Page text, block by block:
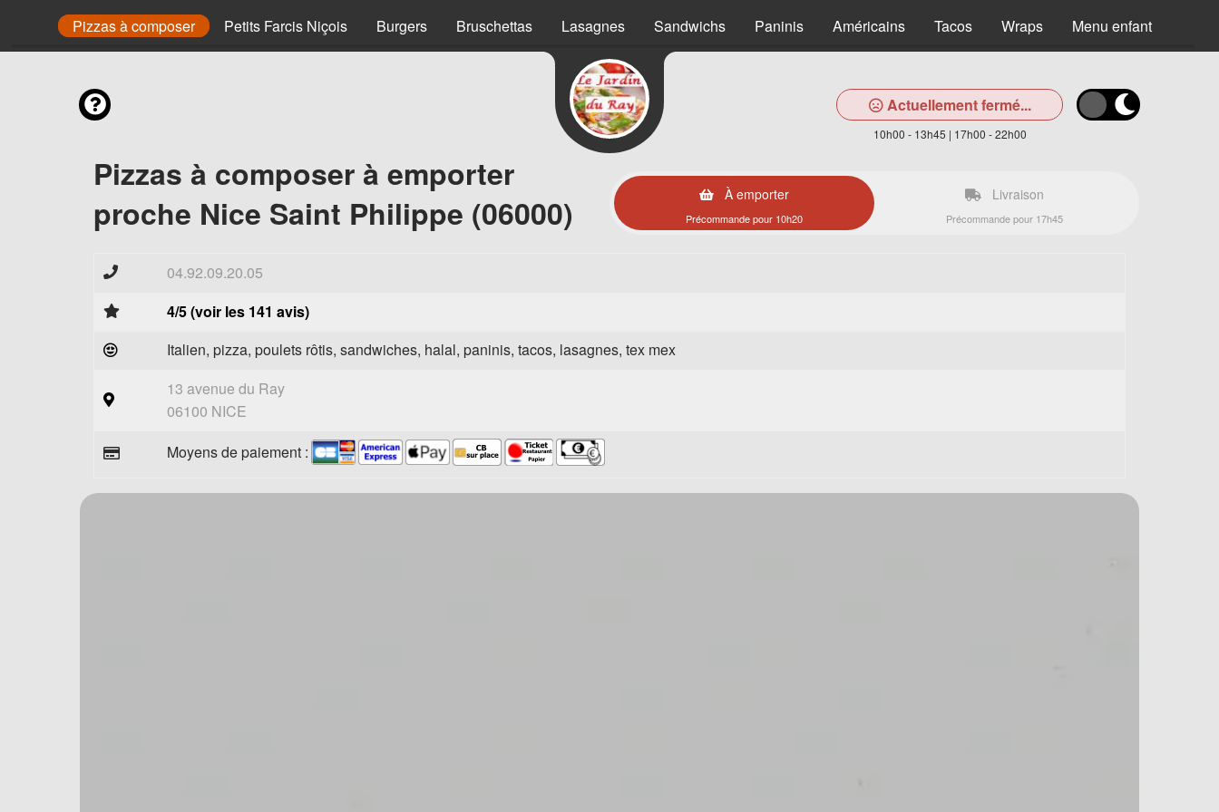
Pizzas à composer Petits Farcis Niçois Burgers Bruschettas Lasagnes Sandwichs Paninis Américains Tacos Wraps Menu enfant
Actuellement fermé...
10h00 - 13h45 | 17h00 - 22h00
Pizzas à composer à emporter
proche Nice Saint Philippe (06000)
À emporter
Précommande pour 10h20
Livraison
Précommande pour 17h45
04.92.09.20.05
4/5 (voir les 141 avis)
Italien, pizza, poulets rôtis, sandwiches, halal, paninis, tacos, lasagnes, tex mex
13 avenue du Ray
06100 NICE
Moyens de paiement :